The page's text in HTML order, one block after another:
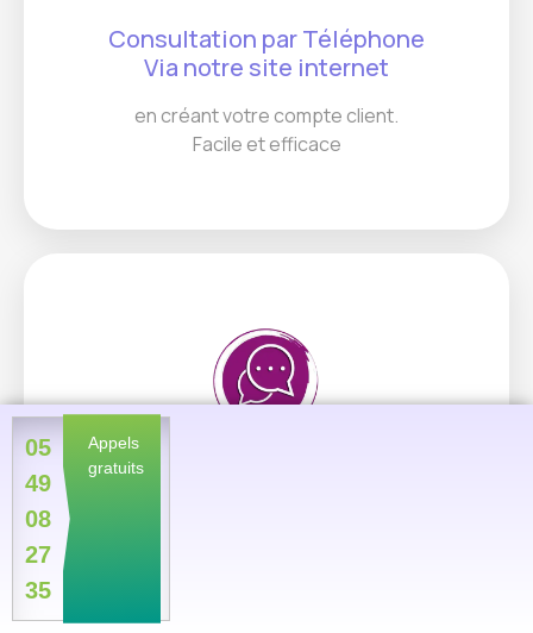
Consultation par Téléphone
Via notre site internet
en créant votre compte client.
Facile et efficace
05
49
08
27
35
Appels
gratuits